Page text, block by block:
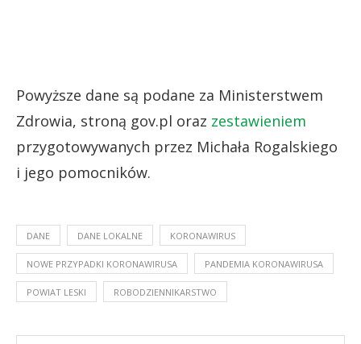
Powyższe dane są podane za Ministerstwem
Zdrowia, stroną gov.pl oraz zestawieniem
przygotowywanych przez Michała Rogalskiego
i jego pomocników.
DANE DANE LOKALNE KORONAWIRUS
NOWE PRZYPADKI KORONAWIRUSA PANDEMIA KORONAWIRUSA
POWIAT LESKI ROBODZIENNIKARSTWO